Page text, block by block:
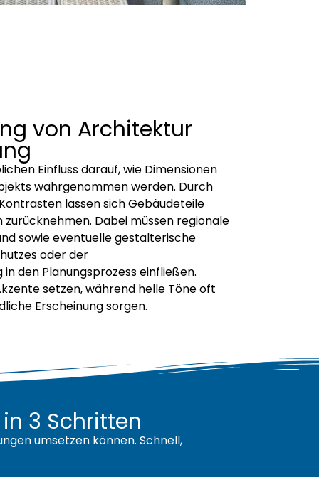
von Architektur
Einfluss darauf, wie Dimensionen
wahrgenommen werden. Durch
lassen sich Gebäudeteile
Dabei müssen regionale
sowie eventuelle gestalterische
oder der
den Planungsprozess einfließen.
setzen, während helle Töne oft
Erscheinung sorgen.
3 Schritten
umsetzen können. Schnell,